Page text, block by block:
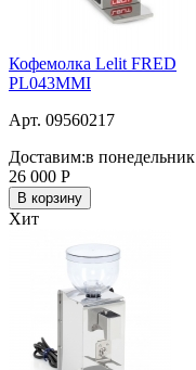
Кофемолка Lelit FRED
PL043MMI
Арт. 09560217
Доставим:в понедельник
26 000 Р
В корзину
Хит